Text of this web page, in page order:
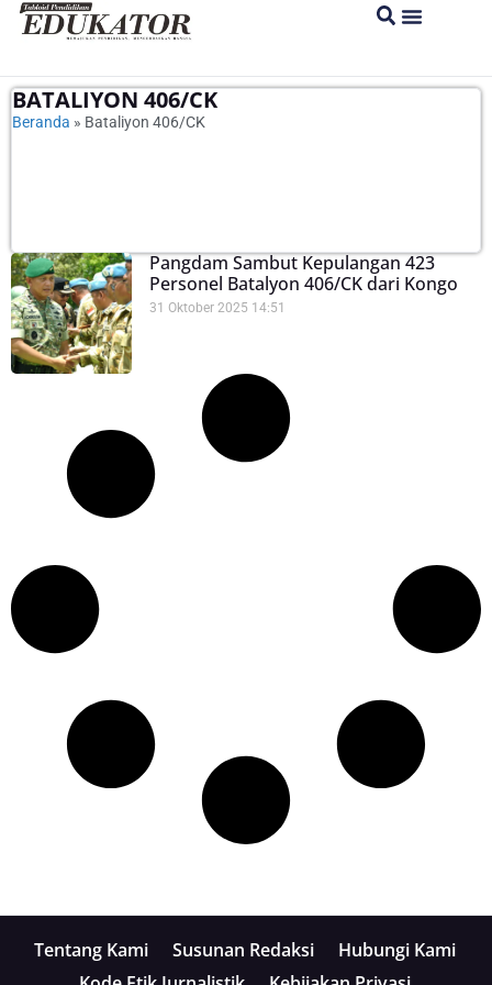
BATALIYON 406/CK
Beranda » Bataliyon 406/CK
Pangdam Sambut Kepulangan 423
Personel Batalyon 406/CK dari Kongo
31 Oktober 2025 14:51
Tentang Kami Susunan Redaksi
Hubungi Kami